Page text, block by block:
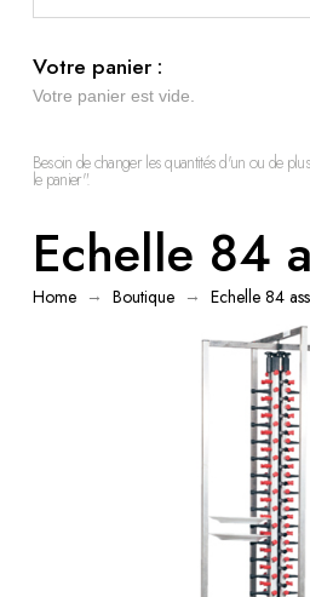
Votre panier :
Votre panier est vide.
Besoin de changer les quantités d'un ou de
le panier".
Echelle 84
Home → Boutique → Echelle 84